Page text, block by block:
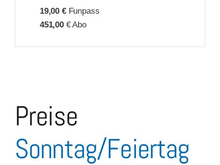
19,00 €Funpass
451,00€ Abo
Preise
Sonntag/Feiertag